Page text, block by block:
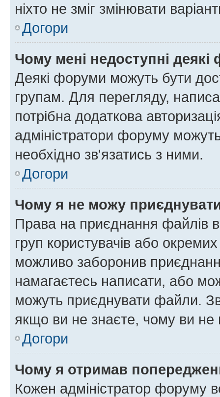
ніхто не зміг змінювати
Догори
Чому мені недоступні
Деякі форуми можуть бути
групам. Для перегляду,
потрібна додаткова
адміністратори форуму
необхідно зв'язатись з ними.
Догори
Чому я не можу
Права на приєднання файлів
груп користувачів або
можливо заборонив
намагаєтесь написати, або
можуть приєднувати файли.
якщо ви не знаєте, чому ви
Догори
Чому я отримав
Кожен адміністратор форуму